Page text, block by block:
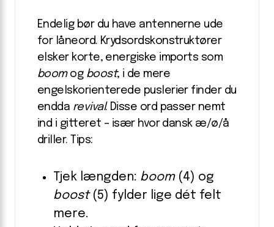
Endelig bør du have antennerne ude
for låneord. Krydsordskonstruktører
elsker korte, energiske imports som
boomog boost; i de mere
engelskorienterede puslerier finder du
endda revival. Disse ord passer nemt
ind i gitteret – især hvor dansk æ/ø/å
driller. Tips:
Tjek længden: boom(4) og
boost(5) fylder lige dét felt
mere.